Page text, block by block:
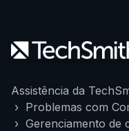
Assistência da
Problemas com
Gerenciamento de